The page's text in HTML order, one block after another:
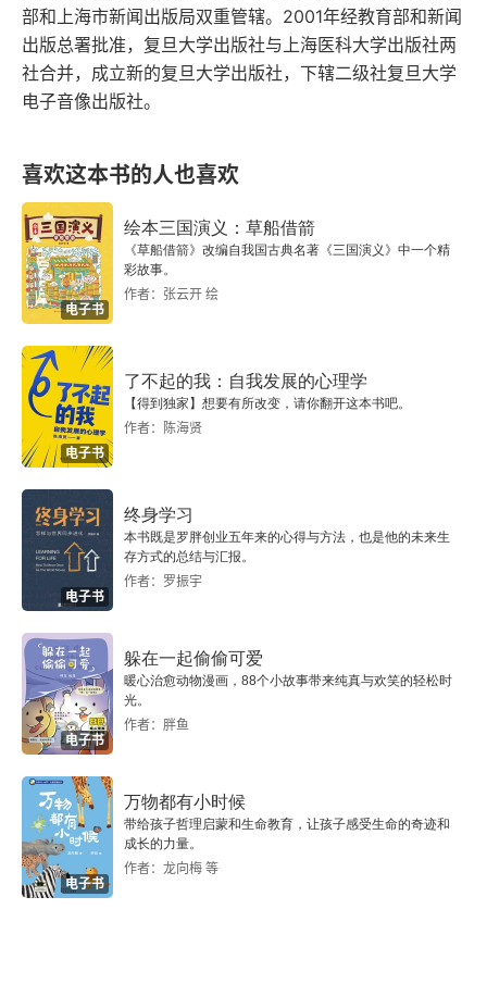
下编 结构与程式：南宋文章的知识考察
第四章 南宋骈文的审美结构与知识世界
第二节 《洪平斋四六笺注》与南宋启文结构
第三节 复调的戏谑：《文房四友除授集》的形式创
造
第四节 四六类书的知识世界与晚宋骈文程式化
第五章 南宋散佚文章学著述考论
第一节 南宋评点选本《古文标准》考论
第二节 宋佚文话《纬文琐语》考论
第三节 明抄残本《新编四六宝苑群公妙语》考述
第六章 作为批评资源的南宋学术笔记
第一节 《履斋示儿编》的学术得失与版本流传考略
第二节 《爱日斋丛抄》体例臆测与文学史价值
文章原刊一览
主要参考文献
后记
部和上海市新闻出版局双重管辖。2001年经教育部和新闻
出版总署批准，复旦大学出版社与上海医科大学出版社两
社合并，成立新的复旦大学出版社，下辖二级社复旦大学
电子音像出版社。
喜欢这本书的人也喜欢
电子书
绘本三国演义：草船借箭
《草船借箭》改编自我国古典名著《三国演义》中一个精
彩故事。
作者：张云开 绘
电子书
了不起的我：自我发展的心理学
【得到独家】想要有所改变，请你翻开这本书吧。
作者：陈海贤
电子书
终身学习
本书既是罗胖创业五年来的心得与方法，也是他的未来生
存方式的总结与汇报。
作者：罗振宇
电子书
躲在一起偷偷可爱
暖心治愈动物漫画，88个小故事带来纯真与欢笑的轻松时
光。
作者：胖鱼
电子书
万物都有小时候
带给孩子哲理启蒙和生命教育，让孩子感受生命的奇迹和
成长的力量。
作者：龙向梅 等